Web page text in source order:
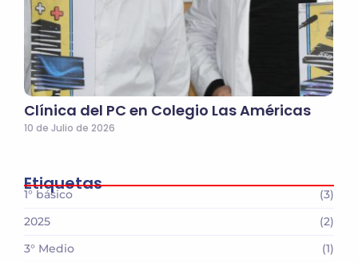
Clínica del PC en Colegio Las Américas
10 de Julio de 2026
Etiquetas
1° básico
(3)
2025
(2)
3° Medio
(1)